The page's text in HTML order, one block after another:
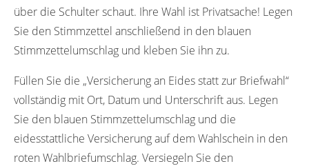
über die Schulter schaut. Ihre Wahl ist Privatsache! Legen
Sie den Stimmzettel anschließend in den blauen
Stimmzettelumschlag und kleben Sie ihn zu.
Füllen Sie die „Versicherung an Eides statt zur Briefwahl“
vollständig mit Ort, Datum und Unterschrift aus. Legen
Sie den blauen Stimmzettelumschlag und die
eidesstattliche Versicherung auf dem Wahlschein in den
roten Wahlbriefumschlag. Versiegeln Sie den